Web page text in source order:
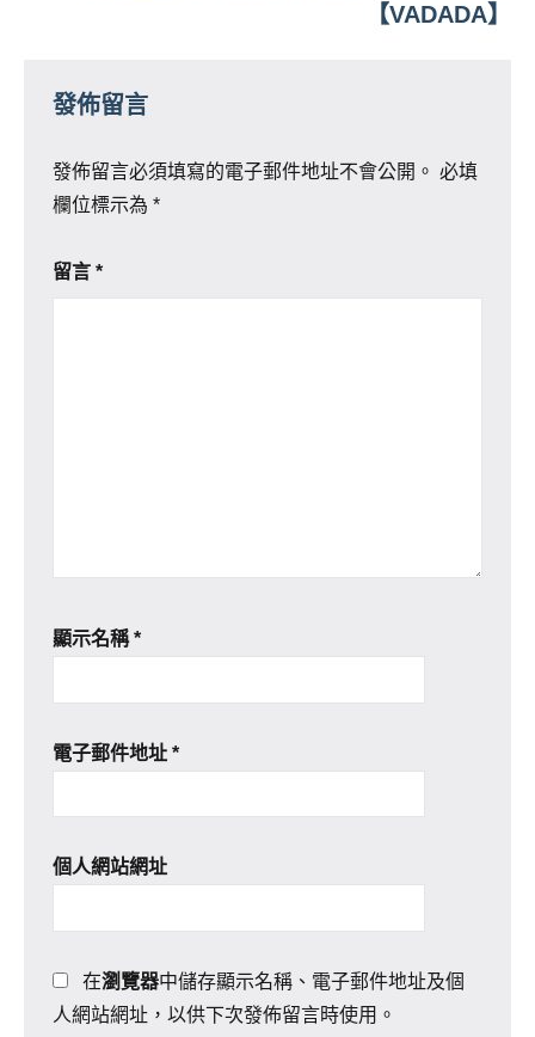
【VADADA】
發佈留言
發佈留言必須填寫的電子郵件地址不會公開。 必填
欄位標示為 *
留言 *
顯示名稱*
電子郵件地址 *
個人網站網址
在瀏覽器中儲存顯示名稱、電子郵件地址及個
人網站網址，以供下次發佈留言時使用。